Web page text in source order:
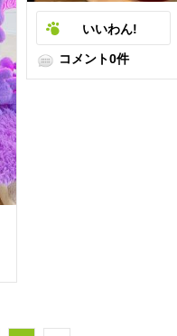
いいわん!
コメント0件